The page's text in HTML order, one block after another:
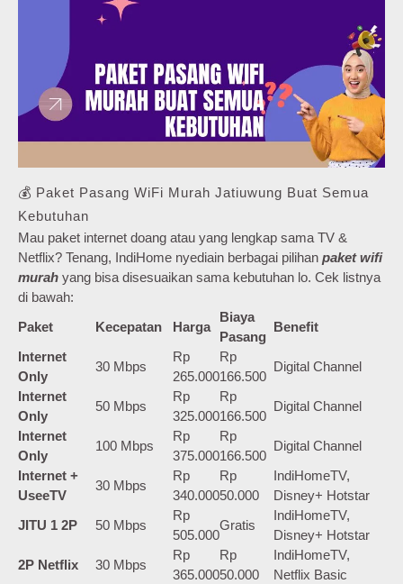
💰 Paket Pasang WiFi Murah Jatiuwung Buat Semua
Kebutuhan
Mau paket internet doang atau yang lengkap sama TV &
Netflix? Tenang, IndiHome nyediain berbagai pilihan paket wifi
murah yang bisa disesuaikan sama kebutuhan lo. Cek listnya
di bawah:
Paket
Kecepatan Harga
Biaya
Pasang
Benefit
Internet
Only
30 Mbps
Rp
265.000
Rp
166.500
Digital Channel
Internet
Only
50 Mbps
Rp
325.000
Rp
166.500
Digital Channel
Internet
Only
100 Mbps
Rp
375.000
Rp
166.500
Digital Channel
Internet +
UseeTV
30 Mbps
Rp
340.000
Rp
50.000
IndiHomeTV,
Disney+ Hotstar
JITU 1 2P
50 Mbps
Rp
505.000
Gratis
IndiHomeTV,
Disney+ Hotstar
2P Netflix
30 Mbps
Rp
365.000
Rp
50.000
IndiHomeTV,
Netflix Basic